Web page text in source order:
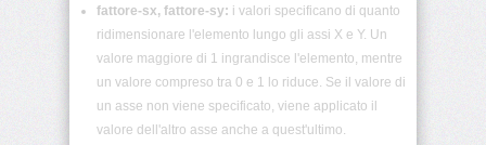
Browser
Commenti
fattore-sx, fattore-sy: i valori specificano di quanto
ridimensionare l'elemento lungo gli assi X e Y. Un
valore maggiore di 1 ingrandisce l'elemento, mentre
un valore compreso tra 0 e 1 lo riduce. Se il valore di
un asse non viene specificato, viene applicato il
valore dell'altro asse anche a quest'ultimo.